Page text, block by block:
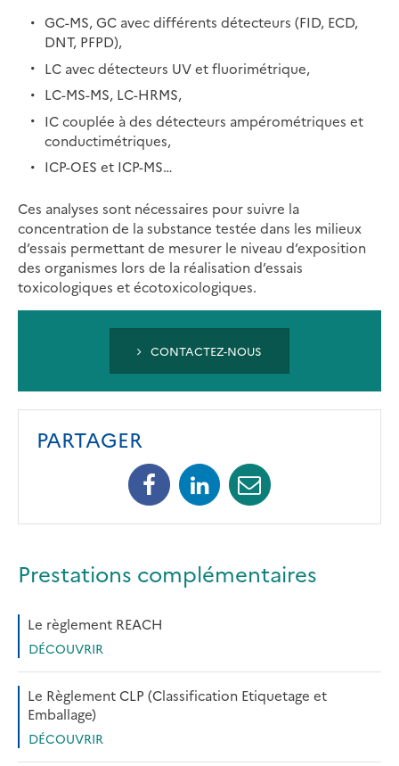
GC-MS, GC avec différents détecteurs (FID, ECD,
DNT, PFPD),
LC avec détecteurs UV et fluorimétrique,
LC-MS-MS, LC-HRMS,
IC couplée à des détecteurs ampérométriques et
conductimétriques,
ICP-OES et ICP-MS…
Ces analyses sont nécessaires pour suivre la
concentration de la substance testée dans les milieux
d’essais permettant de mesurer le niveau d’exposition
des organismes lors de la réalisation d’essais
toxicologiques et écotoxicologiques.
CONTACTEZ-NOUS
PARTAGER
FacebookLinkedinMail
Prestations complémentaires
Le règlement REACH
DÉCOUVRIR
Le Règlement CLP (Classification Etiquetage et
Emballage)
DÉCOUVRIR